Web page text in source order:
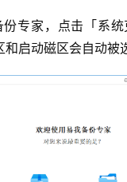
份专家，点击「系
启动磁区会自动被